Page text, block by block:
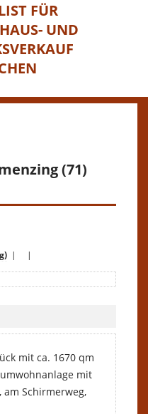
FÜR
UND
(71)
| |
mit ca. 1670 qm
mit
am Schirmerweg,